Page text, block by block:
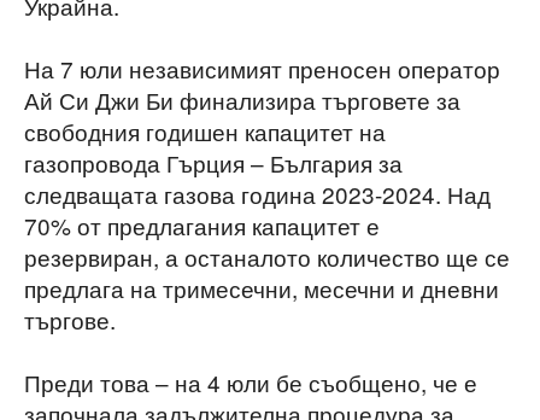
На 7 юли независимият преносен оператор
Ай Си Джи Би финализира търговете за
свободния годишен капацитет на
газопровода Гърция – България за
следващата газова година 2023-2024. Над
70% от предлагания капацитет е
резервиран, а останалото количество ще се
предлага на тримесечни, месечни и дневни
търгове.
Преди това – на 4 юли бе съобщено, че е